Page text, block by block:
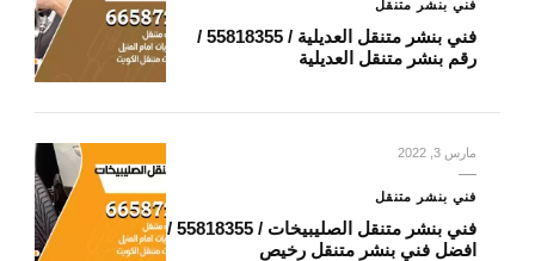
فني بنشر متنقل
فني بنشر متنقل العديلية / 55818355‬ /
رقم بنشر متنقل العديلية
مارس 3, 2022
فني بنشر متنقل
فني بنشر متنقل الصليبيخات / 55818355‬ /
افضل فني بنشر متنقل رخيص